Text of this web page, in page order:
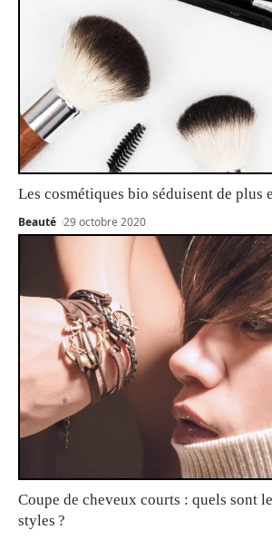
Les cosmétiques bio séduisent de plus
Beauté 29 octobre 2020
Coupe de cheveux courts : quels sont
styles ?